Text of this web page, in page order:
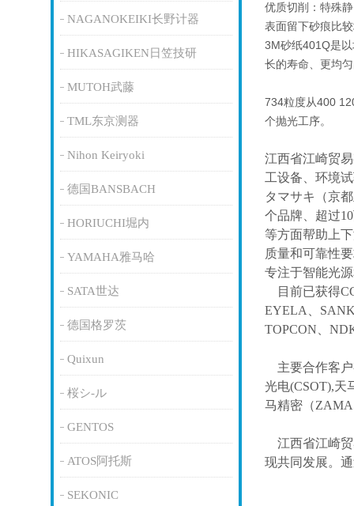
NAGANOKEIKI长野计器
HIKASAGIKEN日笠技研
MUTOH武藤
TML东京测器
Nihon Keiryoki
德国BANSBACH
HORIUCHI堀内
YAMAHA雅马哈
SATA世达
德国格罗茨
Quixun
桜シ-ル
GENTOS
ATOS阿托斯
SEKONIC
优质切削：特殊
表面留下砂痕比
3M砂纸401Q是
长的寿命、更均
734粒度从400
个抛光工序。
江西省江崎贸
工设备、环境
タマサキ（京
个品牌、超过
等方面帮助上
质量和可靠性
专注于智能光
目前已获得
EYELA、
TOPCON、
主要合作客
光电(CSOT),天
马精密（
江西省江崎
现共同发展。